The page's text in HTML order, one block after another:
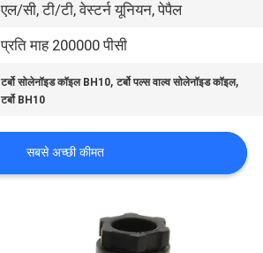
एल/सी, टी/टी, वेस्टर्न यूनियन, पेपैल
प्रति माह 200000 पीसी
टर्बो सोलेनॉइड कॉइल BH10,टर्बो पल्स वाल्व सोलेनॉइड कॉइल,
टर्बो BH10
सबसे अच्छी कीमत